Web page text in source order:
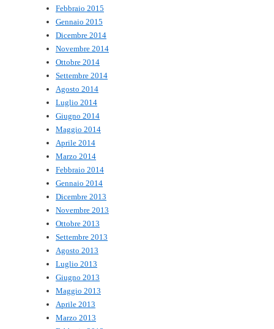
Febbraio 2015
Gennaio 2015
Dicembre 2014
Novembre 2014
Ottobre 2014
Settembre 2014
Agosto 2014
Luglio 2014
Giugno 2014
Maggio 2014
Aprile 2014
Marzo 2014
Febbraio 2014
Gennaio 2014
Dicembre 2013
Novembre 2013
Ottobre 2013
Settembre 2013
Agosto 2013
Luglio 2013
Giugno 2013
Maggio 2013
Aprile 2013
Marzo 2013